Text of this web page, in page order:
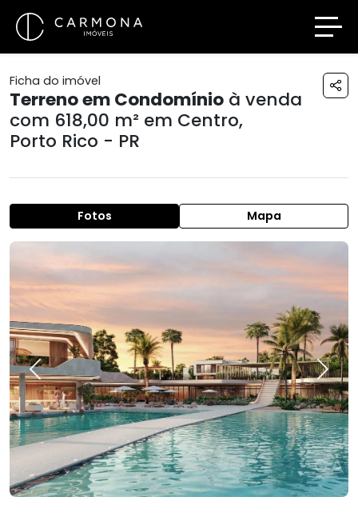
Ficha do imóvel
Terreno em Condomínio à venda
com 618,00 m² em Centro,
Porto Rico - PR
Fotos Mapa
Previous Next